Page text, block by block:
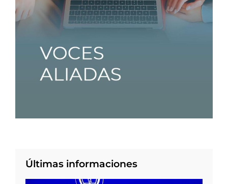
Últimas informaciones